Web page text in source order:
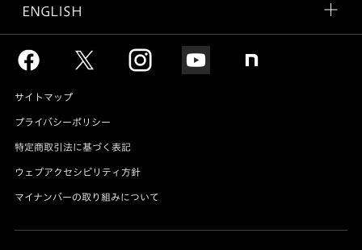
ENGLISH
サイトマップ
プライバシーポリシー
特定商取引法に基づく表記
ウェブアクセシビリティ方針
マイナンバーの取り組みについて